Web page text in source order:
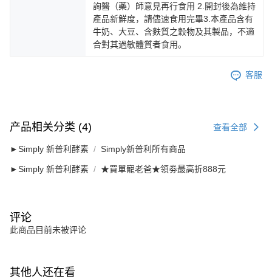
詢醫（藥）師意見再行食用 2.開封後為維持
產品新鮮度，請儘速食用完畢3.本產品含有
牛奶、大豆、含麩質之穀物及其製品，不適
合對其過敏體質者食用。
客服
产品相关分类 (4) 查看全部
►Simply 新普利酵素 Simply新普利所有商品
►Simply 新普利酵素 ★買單寵老爸★領劵最高折888元
评论
此商品目前未被评论
其他人还在看